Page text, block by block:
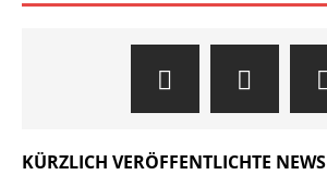
KÜRZLICH VERÖFFENTLICHTE NEWS